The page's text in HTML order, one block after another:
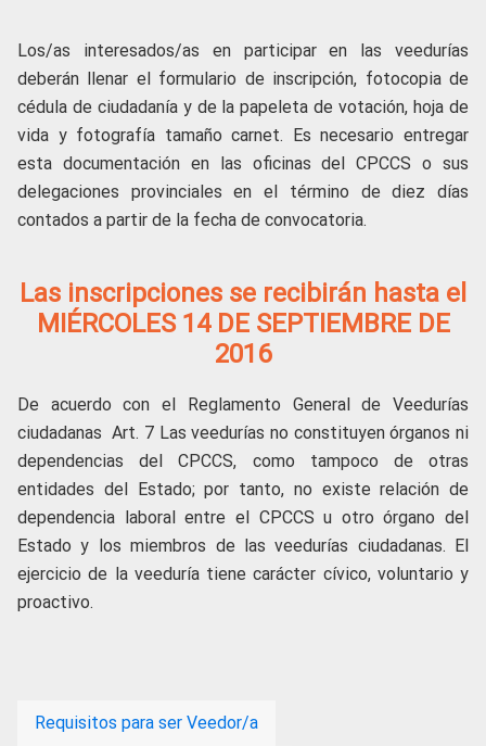
Los/as interesados/as en participar en las veedurías
deberán llenar el formulario de inscripción, fotocopia de
cédula de ciudadanía y de la papeleta de votación, hoja de
vida y fotografía tamaño carnet. Es necesario entregar
esta documentación en las oficinas del CPCCS o sus
delegaciones provinciales en el término de diez días
contados a partir de la fecha de convocatoria.
Las inscripciones se recibirán hasta el
MIÉRCOLES 14 DE SEPTIEMBRE DE
2016
De acuerdo con el Reglamento General de Veedurías
ciudadanas Art. 7 Las veedurías no constituyen órganos ni
dependencias del CPCCS, como tampoco de otras
entidades del Estado; por tanto, no existe relación de
dependencia laboral entre el CPCCS u otro órgano del
Estado y los miembros de las veedurías ciudadanas. El
ejercicio de la veeduría tiene carácter cívico, voluntario y
proactivo.
Requisitos para ser Veedor/a